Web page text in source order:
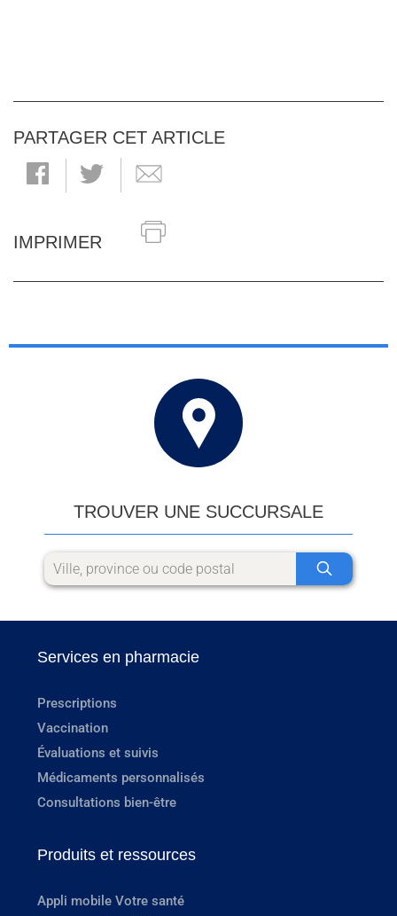
PARTAGER CET ARTICLE
IMPRIMER
TROUVER UNE SUCCURSALE
Services en pharmacie
Prescriptions
Vaccination
Évaluations et suivis
Médicaments personnalisés
Consultations bien-être
Produits et ressources
Appli mobile Votre santé